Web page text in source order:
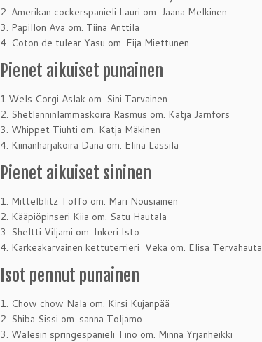
2. Amerikan cockerspanieli Lauri om. Jaana Melkinen
3. Papillon Ava om. Tiina Anttila
4. Coton de tulear Yasu om. Eija Miettunen
Pienet aikuiset punainen
1.Wels Corgi Aslak om. Sini Tarvainen
2. Shetlanninlammaskoira Rasmus om. Katja Järnfors
3. Whippet Tiuhti om. Katja Mäkinen
4. Kiinanharjakoira Dana om. Elina Lassila
Pienet aikuiset sininen
1. Mittelblitz Toffo om. Mari Nousiainen
2. Kääpiöpinseri Kiia om. Satu Hautala
3. Sheltti Viljami om. Inkeri Isto
4. Karkeakarvainen kettuterrieri Veka om. Elisa Tervahauta
Isot pennut punainen
1. Chow chow Nala om. Kirsi Kujanpää
2. Shiba Sissi om. sanna Toljamo
3. Walesin springespanieli Tino om. Minna Yrjänheikki